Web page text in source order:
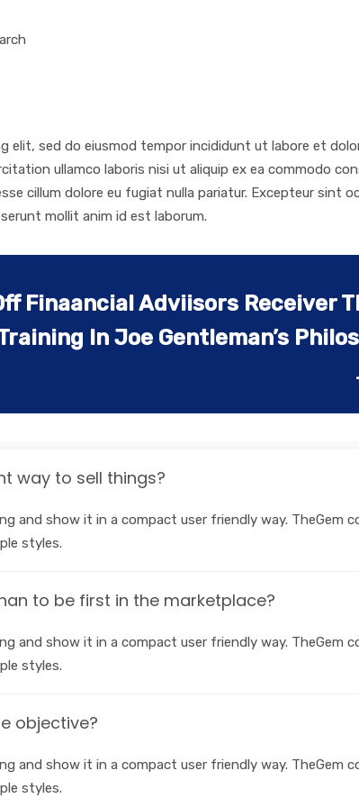
elit, sed do eiusmod tempor incididunt ut labore et
ullamco laboris nisi ut aliquip ex ea commodo
cillum dolore eu fugiat nulla pariatur. Excepteur sint
mollit anim id est laborum.
Finaancial Adviisors Receiver
In Joe Gentleman’s
way to sell things?
and show it in a compact user friendly way. TheGem
styles.
to be first in the marketplace?
and show it in a compact user friendly way. TheGem
styles.
objective?
and show it in a compact user friendly way. TheGem
styles.